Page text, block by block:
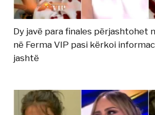
Dy javë para finales përjashtohet
në Ferma VIP pasi kërkoi
jashtë